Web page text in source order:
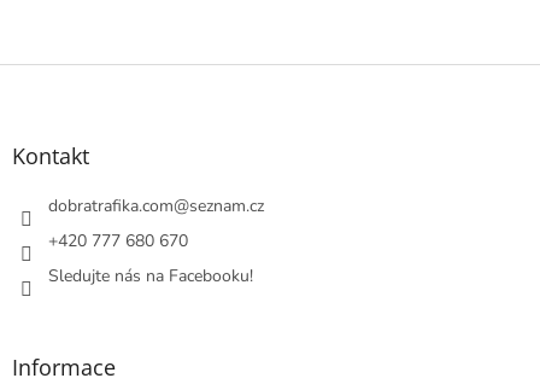
Z
Kontakt
dobratrafika.com@seznam.cz
+420 777 680 670
Sledujte nás na Facebooku!
Informace